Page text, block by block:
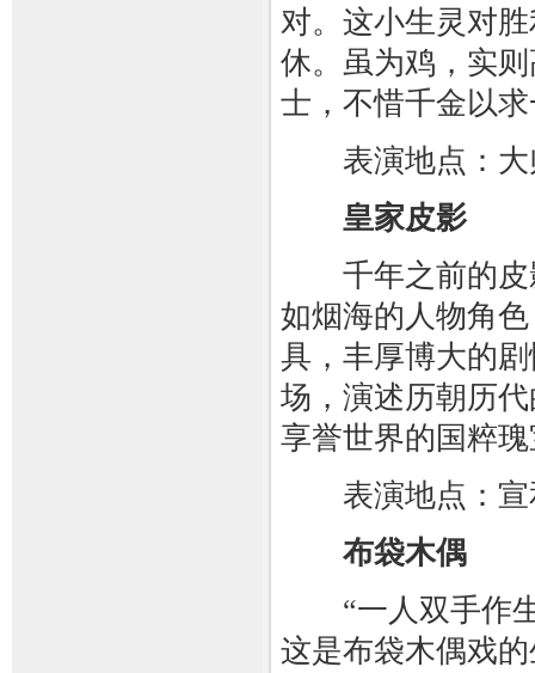
对。这小生灵对
休。虽为鸡，实
士，不惜千金以
表演地点：大
皇家皮影
千年之前的皮
如烟海的人物角
具，丰厚博大的
场，演述历朝历
享誉世界的国粹
表演地点：宣
布袋木偶
“一人双手作生
这是布袋木偶戏